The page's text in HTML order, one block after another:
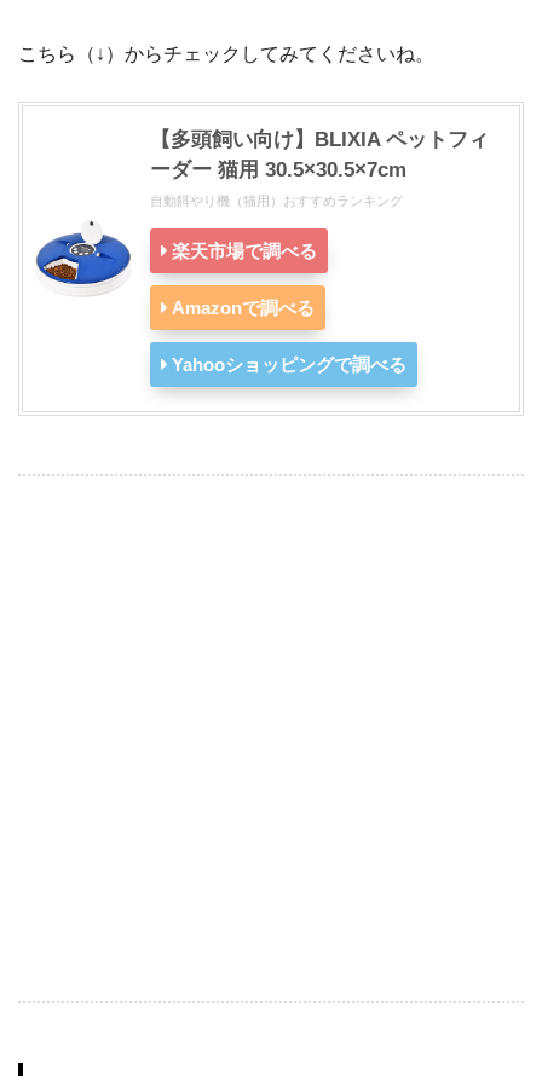
こちら（↓）からチェックしてみてくださいね。
【多頭飼い向け】BLIXIA ペットフィ
ーダー 猫用 30.5×30.5×7cm
自動餌やり機（猫用）おすすめランキング
楽天市場で調べる
Amazonで調べる
Yahooショッピングで調べる